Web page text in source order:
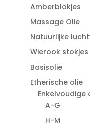
Amberblokjes
Massage Olie
Natuurlijke
Wierook stokjes
Basisolie
Etherische olie
Enkelvoudige
A-G
H-M